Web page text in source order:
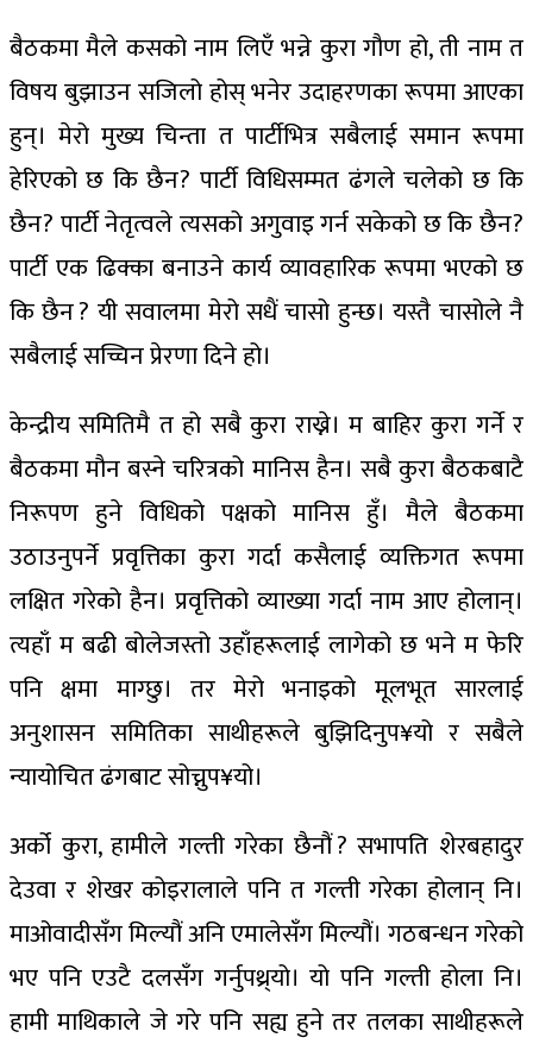
बैठकमा मैले कसको नाम लिएँ भन्ने कुरा गौण हो, ती नाम त
विषय बुझाउन सजिलो होस् भनेर उदाहरणका रूपमा आएका
हुन्। मेरो मुख्य चिन्ता त पार्टीभित्र सबैलाई समान रूपमा
हेरिएको छ कि छैन? पार्टी विधिसम्मत ढंगले चलेको छ कि
छैन? पार्टी नेतृत्वले त्यसको अगुवाइ गर्न सकेको छ कि छैन?
पार्टी एक ढिक्का बनाउने कार्य व्यावहारिक रूपमा भएको छ
कि छैन ? यी सवालमा मेरो सधैं चासो हुन्छ। यस्तै चासोले नै
सबैलाई सच्चिन प्रेरणा दिने हो।
केन्द्रीय समितिमै त हो सबै कुरा राख्ने। म बाहिर कुरा गर्ने र
बैठकमा मौन बस्ने चरित्रको मानिस हैन। सबै कुरा बैठकबाटै
निरूपण हुने विधिको पक्षको मानिस हुँ। मैले बैठकमा
उठाउनुपर्ने प्रवृत्तिका कुरा गर्दा कसैलाई व्यक्तिगत रूपमा
लक्षित गरेको हैन। प्रवृत्तिको व्याख्या गर्दा नाम आए होलान्।
त्यहाँ म बढी बोलेजस्तो उहाँहरूलाई लागेको छ भने म फेरि
पनि क्षमा माग्छु। तर मेरो भनाइको मूलभूत सारलाई
अनुशासन समितिका साथीहरूले बुझिदिनुप¥यो र सबैले
न्यायोचित ढंगबाट सोच्नुप¥यो।
अर्को कुरा, हामीले गल्ती गरेका छैनौं ? सभापति शेरबहादुर
देउवा र शेखर कोइरालाले पनि त गल्ती गरेका होलान् नि।
माओवादीसँग मिल्यौं अनि एमालेसँग मिल्यौं। गठबन्धन गरेको
भए पनि एउटै दलसँग गर्नुपथ्र्यो। यो पनि गल्ती होला नि।
हामी माथिकाले जे गरे पनि सह्य हुने तर तलका साथीहरूले